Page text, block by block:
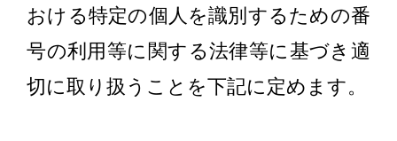
おける特定の個人を識別するための番
号の利用等に関する法律等に基づき適
切に取り扱うことを下記に定めます。